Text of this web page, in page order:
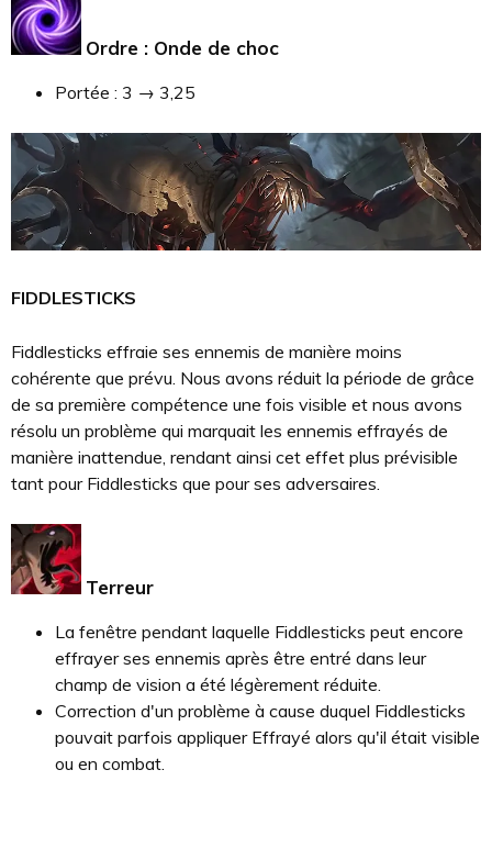
Ordre : Onde de choc
Portée : 3 → 3,25
FIDDLESTICKS
Fiddlesticks effraie ses ennemis de manière moins
cohérente que prévu. Nous avons réduit la période de grâce
de sa première compétence une fois visible et nous avons
résolu un problème qui marquait les ennemis effrayés de
manière inattendue, rendant ainsi cet effet plus prévisible
tant pour Fiddlesticks que pour ses adversaires.
Terreur
La fenêtre pendant laquelle Fiddlesticks peut encore
effrayer ses ennemis après être entré dans leur
champ de vision a été légèrement réduite.
Correction d'un problème à cause duquel Fiddlesticks
pouvait parfois appliquer Effrayé alors qu'il était visible
ou en combat.